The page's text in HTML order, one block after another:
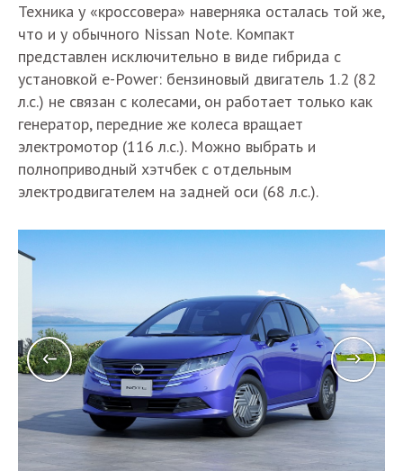
Техника у «кроссовера» наверняка осталась той же,
что и у обычного Nissan Note. Компакт
представлен исключительно в виде гибрида с
установкой e-Power: бензиновый двигатель 1.2 (82
л.с.) не связан с колесами, он работает только как
генератор, передние же колеса вращает
электромотор (116 л.с.). Можно выбрать и
полноприводный хэтчбек с отдельным
электродвигателем на задней оси (68 л.с.).